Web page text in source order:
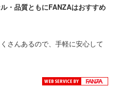
・品質ともにFANZAはおすすめ
さんあるので、手軽に安心して